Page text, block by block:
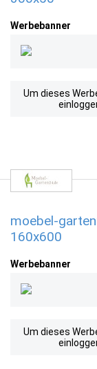
Werbebanner
Um dieses
moebel-
160x600
Werbebanner
Um dieses